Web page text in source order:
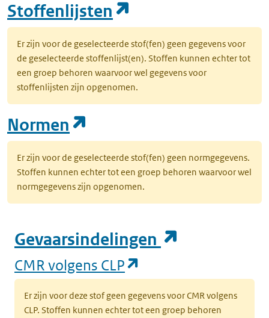
Stoffenlijsten
Er zijn voor de geselecteerde stof(fen) geen gegevens voor
de geselecteerde stoffenlijst(en). Stoffen kunnen echter tot
een groep behoren waarvoor wel gegevens voor
stoffenlijsten zijn opgenomen.
Normen
Er zijn voor de geselecteerde stof(fen) geen normgegevens.
Stoffen kunnen echter tot een groep behoren waarvoor wel
normgegevens zijn opgenomen.
Gevaarsindelingen
CMR volgens CLP
Er zijn voor deze stof geen gegevens voor CMR volgens
CLP. Stoffen kunnen echter tot een groep behoren